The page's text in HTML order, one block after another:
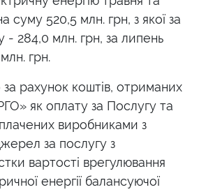
суму 520,5 млн. грн, з якої за
- 284,0 млн. грн, за липень
грн.
рахунок коштів, отриманих
як оплату за Послугу та
виробниками з
за послугу з
вартості врегулювання
енергії балансуючої